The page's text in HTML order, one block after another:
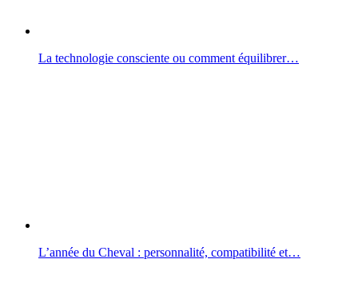
La technologie consciente ou comment équilibrer…
L’année du Cheval : personnalité, compatibilité et…